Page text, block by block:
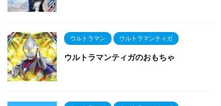
ウルトラマン ウルトラマンティガ
ウルトラマンティガのおもちゃ